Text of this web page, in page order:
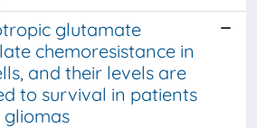
glutamate
chemoresistance in
and their levels are
to survival in patients